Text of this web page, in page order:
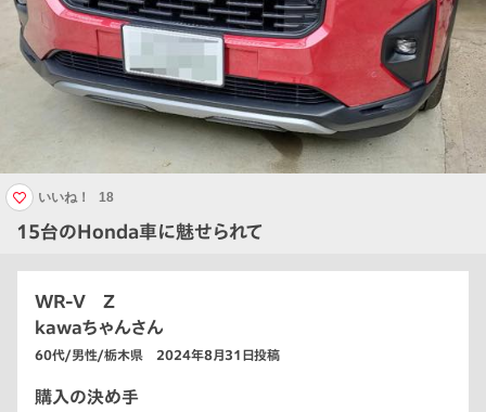
15台のHonda車に魅せられて
いいね！ 18
WR-V Z
kawaちゃんさん
60代/男性/栃木県 2024年8月31日投稿
購入の決め手